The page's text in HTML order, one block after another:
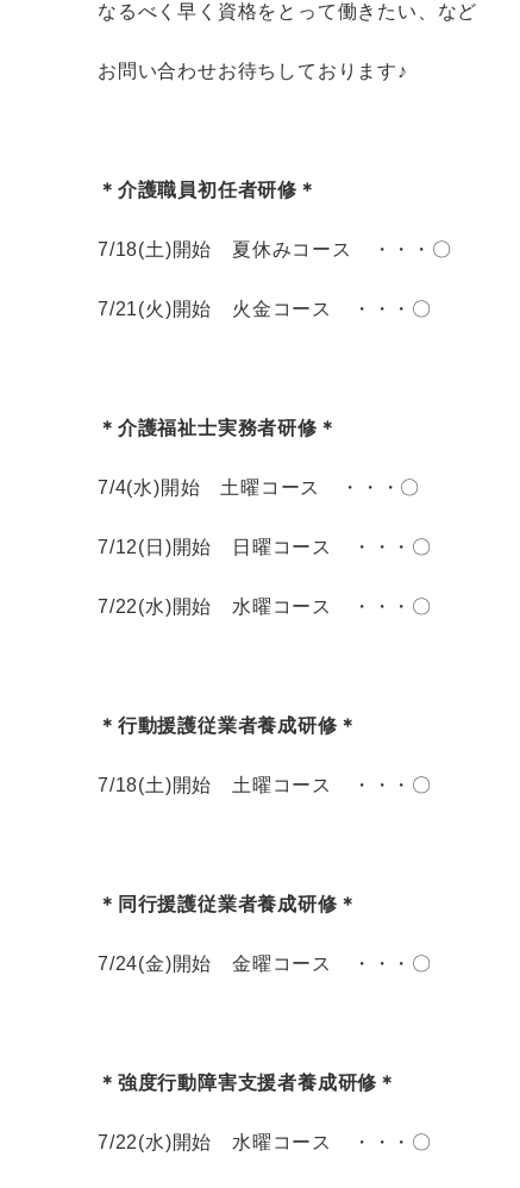
なるべく早く資格をとって働きたい、など
お問い合わせお待ちしております♪
＊介護職員初任者研修＊
7/18(土)開始 夏休みコース ・・・〇
7/21(火)開始 火金コース ・・・〇
＊介護福祉士実務者研修＊
7/4(水)開始 土曜コース ・・・〇
7/12(日)開始 日曜コース ・・・〇
7/22(水)開始 水曜コース ・・・〇
＊行動援護従業者養成研修＊
7/18(土)開始 土曜コース ・・・〇
＊同行援護従業者養成研修＊
7/24(金)開始 金曜コース ・・・〇
＊強度行動障害支援者養成研修＊
7/22(水)開始 水曜コース ・・・〇